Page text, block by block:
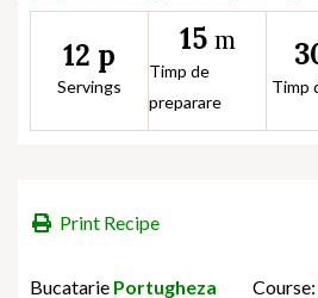
12 p
Servings
15 m
Timp de
preparare
Timp
Print Recipe
Bucatarie Portugheza Course: